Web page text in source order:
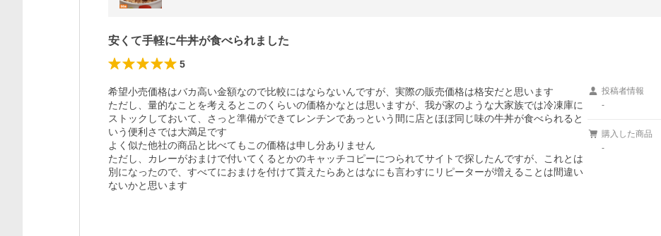
安くて手軽に牛丼が食べられました
5
希望小売価格はバカ高い金額なので比較にはならないんですが、実際の販売価格は格安だと思います
ただし、量的なことを考えるとこのくらいの価格かなとは思いますが、我が家のような大家族では冷凍庫に
ストックしておいて、さっと準備ができてレンチンであっという間に店とほぼ同じ味の牛丼が食べられると
いう便利さでは大満足です
よく似た他社の商品と比べてもこの価格は申し分ありません
ただし、カレーがおまけで付いてくるとかのキャッチコピーにつられてサイトで探したんですが、これとは
別になったので、すべてにおまけを付けて貰えたらあとはなにも言わすにリピーターが増えることは間違い
ないかと思います
投稿者情報
-
購入した商品
-